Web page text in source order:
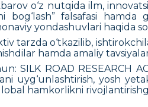
o‘z nutqida ilm,
bog‘lash” falsafasi
yondashuvlari haqida
tarzda o‘tkazilib,
hamda amaliy
SILK ROAD RESEARCH
uyg‘unlashtirish, yosh
hamkorlikni